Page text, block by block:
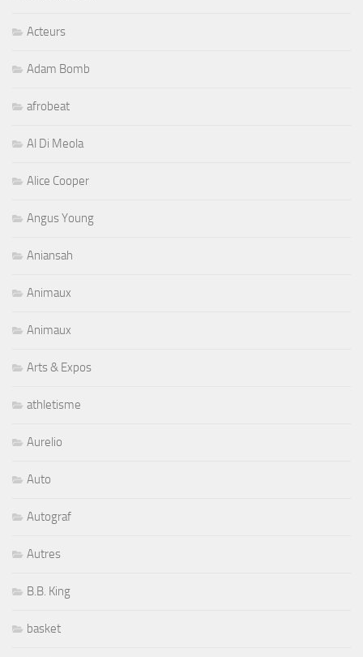
Acteurs
Adam Bomb
afrobeat
Al Di Meola
Alice Cooper
Angus Young
Aniansah
Animaux
Animaux
Arts & Expos
athletisme
Aurelio
Auto
Autograf
Autres
B.B. King
basket